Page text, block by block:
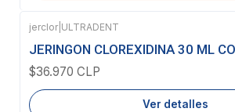
Agotado
jerclor ULTRADENT
JERINGON CLOREXIDINA 30 ML
$36.970 CLP
Ver detalles